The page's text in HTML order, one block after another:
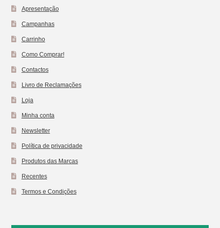
Apresentação
Campanhas
Carrinho
Como Comprar!
Contactos
Livro de Reclamações
Loja
Minha conta
Newsletter
Política de privacidade
Produtos das Marcas
Recentes
Termos e Condições